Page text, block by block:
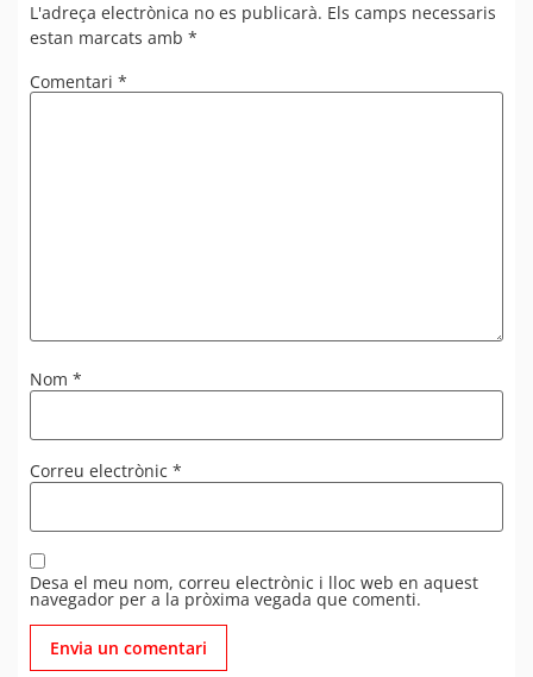
L'adreça electrònica no es publicarà. Els camps necessaris
estan marcats amb *
Comentari *
Nom *
Correu electrònic *
Desa el meu nom, correu electrònic i lloc web en aquest
navegador per a la pròxima vegada que comenti.